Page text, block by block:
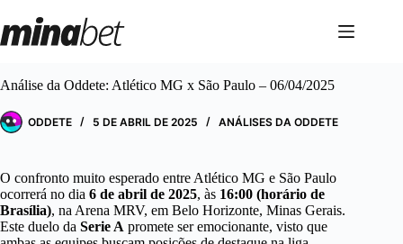
para
o
Análise da Oddete: Atlético MG x São Paulo – 06/04/2025
ODDETE 5 DE ABRIL DE 2025 ANÁLISES DA ODDETE
O confronto muito esperado entre Atlético MG e São Paulo
ocorrerá no dia 6 de abril de 2025, às 16:00 (horário de
Brasília), na Arena MRV, em Belo Horizonte, Minas Gerais.
Este duelo da Serie A promete ser emocionante, visto que